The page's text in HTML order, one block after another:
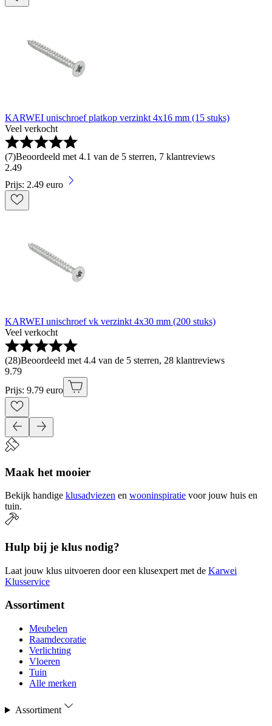
KARWEI unischroef platkop verzinkt 4x16 mm (15 stuks)
Veel verkocht
(7)Beoordeeld met 4.1 van de 5 sterren, 7 klantreviews
2.49
Prijs: 2.49 euro
KARWEI unischroef vk verzinkt 4x30 mm (200 stuks)
Veel verkocht
(28)Beoordeeld met 4.4 van de 5 sterren, 28 klantreviews
9.79
Prijs: 9.79 euro
Maak het mooier
Bekijk handige klusadviezen en wooninspiratie voor jouw huis en
tuin.
Hulp bij je klus nodig?
Laat jouw klus uitvoeren door een klusexpert met de Karwei
Klusservice
Assortiment
Meubelen
Raamdecoratie
Verlichting
Vloeren
Tuin
Alle merken
Assortiment